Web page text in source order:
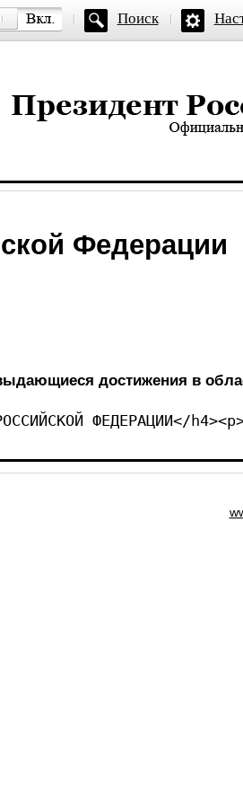
Поиск
России — официальный
Федерации
достижения в
ФЕДЕРАЦИИ</